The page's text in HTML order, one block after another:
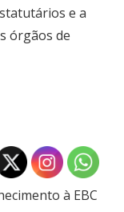
e a
órgãos de
à EBC